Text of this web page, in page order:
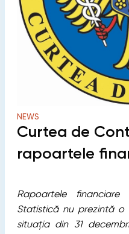
NEWS
Curtea de
rapoartele
Rapoartele
Statistică nu prezintă
situația din 31